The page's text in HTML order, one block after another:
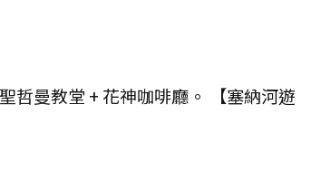
哲曼教堂 + 花神咖啡廳。 【塞納河遊